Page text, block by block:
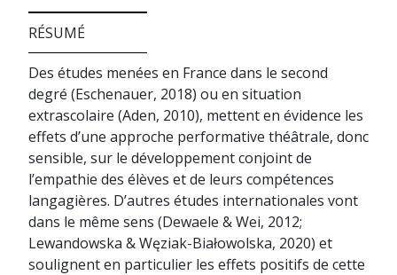
RÉSUMÉ
Des études menées en France dans le second
degré (Eschenauer, 2018) ou en situation
extrascolaire (Aden, 2010), mettent en évidence les
effets d’une approche performative théâtrale, donc
sensible, sur le développement conjoint de
l’empathie des élèves et de leurs compétences
langagières. D’autres études internationales vont
dans le même sens (Dewaele & Wei, 2012;
Lewandowska & Węziak-Białowolska, 2020) et
soulignent en particulier les effets positifs de cette